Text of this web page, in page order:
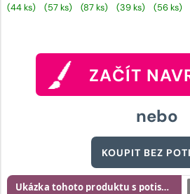
(44 ks) (57 ks) (87 ks) (39 ks) (56 ks)
ZAČÍT
nebo
KOUPIT BEZ
Ukázka tohoto produktu s potiskem